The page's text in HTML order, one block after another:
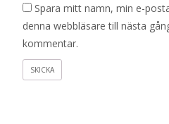
Spara mitt namn, min e-
denna webbläsare till nästa
kommentar.